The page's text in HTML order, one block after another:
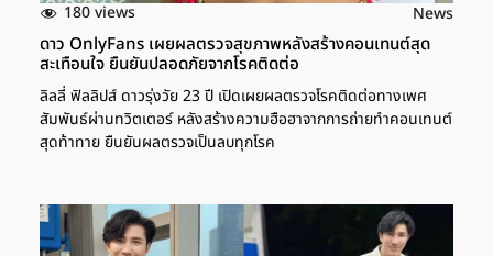
180 views News
ดาว OnlyFans เผยผลตรวจสุขภาพหลังสร้างคอนเทนต์สุด
สะเทือนใจ ยืนยันปลอดภัยจากโรคติดต่อ
ลิลลี่ ฟิลลิปส์ ดาวรุ่งวัย 23 ปี เปิดเผยผลตรวจโรคติดต่อทางเพศ
สัมพันธ์ผ่านทวิตเตอร์ หลังสร้างความฮือฮาจากการถ่ายทำคอนเทนต์
สุดท้าทาย ยืนยันผลตรวจเป็นลบทุกโรค